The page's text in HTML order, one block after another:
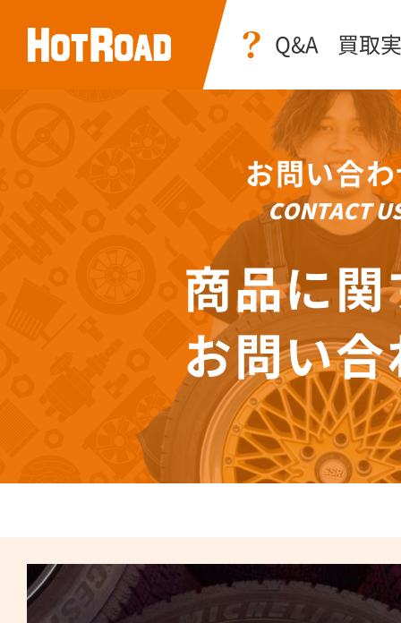
Q&A 買取
お問い合
CONTACT
商品に関
お問い合